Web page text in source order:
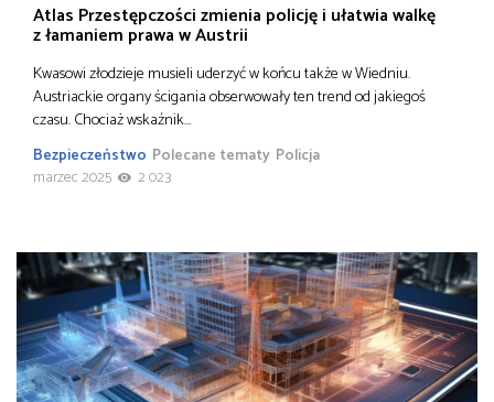
Atlas Przestępczości zmienia policję i ułatwia walkę
z łamaniem prawa w Austrii
Kwasowi złodzieje musieli uderzyć w końcu także w Wiedniu.
Austriackie organy ścigania obserwowały ten trend od jakiegoś
czasu. Chociaż wskaźnik…
Bezpieczeństwo Polecane tematy Policja
marzec 2025
2 023